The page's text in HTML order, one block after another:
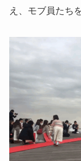
え、モブ員たち